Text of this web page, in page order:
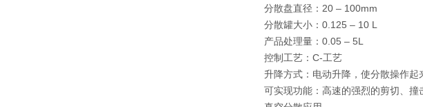
分散盘直径：20 ‒ 100mm
分散罐大小：0.125 ‒ 10 L
产品处理量：0.05 ‒ 5L
控制工艺：C-工艺
升降方式：电动升降，使分散操作起
可实现功能：高速的强烈的剪切、撞